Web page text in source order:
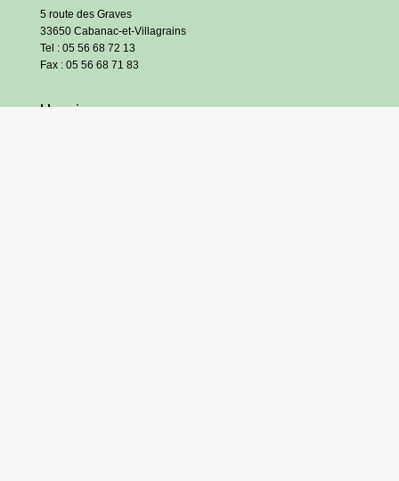
5 route des Graves
33650 Cabanac-et-Villagrains
Tel : 05 56 68 72 13
Fax : 05 56 68 71 83
Horaires